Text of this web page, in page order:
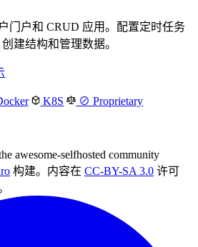
门户和 CRUD 应用。配置定时任务
建结构和管理数据。
K8S ⊘ Proprietary
awesome-selfhosted community
构建。内容在 CC-BY-SA 3.0 许可